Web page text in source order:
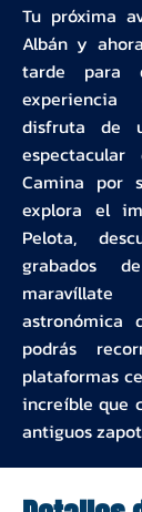
Tu próxima
Albán y
tarde para
disfruta de
Camina por
explora el
Pelota,
grabados
astronómica
podrás
plataformas
increíble que
antiguos